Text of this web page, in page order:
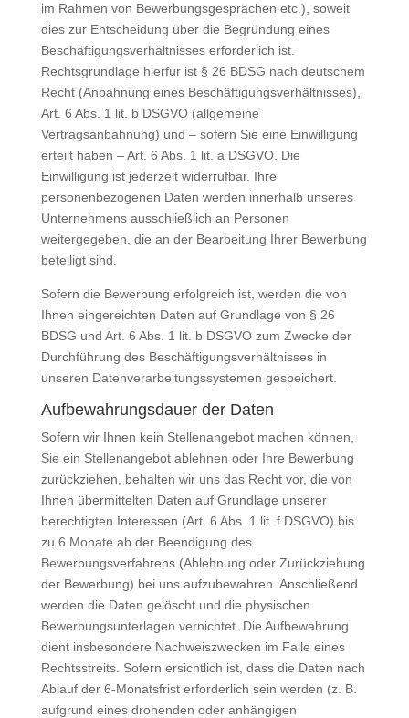
im Rahmen von Bewerbungsgesprächen etc.), soweit
dies zur Entscheidung über die Begründung eines
Beschäftigungsverhältnisses erforderlich ist.
Rechtsgrundlage hierfür ist § 26 BDSG nach deutschem
Recht (Anbahnung eines Beschäftigungsverhältnisses),
Art. 6 Abs. 1 lit. b DSGVO (allgemeine
Vertragsanbahnung) und – sofern Sie eine Einwilligung
erteilt haben – Art. 6 Abs. 1 lit. a DSGVO. Die
Einwilligung ist jederzeit widerrufbar. Ihre
personenbezogenen Daten werden innerhalb unseres
Unternehmens ausschließlich an Personen
weitergegeben, die an der Bearbeitung Ihrer Bewerbung
beteiligt sind.
Sofern die Bewerbung erfolgreich ist, werden die von
Ihnen eingereichten Daten auf Grundlage von § 26
BDSG und Art. 6 Abs. 1 lit. b DSGVO zum Zwecke der
Durchführung des Beschäftigungsverhältnisses in
unseren Datenverarbeitungssystemen gespeichert.
Aufbewahrungsdauer der Daten
Sofern wir Ihnen kein Stellenangebot machen können,
Sie ein Stellenangebot ablehnen oder Ihre Bewerbung
zurückziehen, behalten wir uns das Recht vor, die von
Ihnen übermittelten Daten auf Grundlage unserer
berechtigten Interessen (Art. 6 Abs. 1 lit. f DSGVO) bis
zu 6 Monate ab der Beendigung des
Bewerbungsverfahrens (Ablehnung oder Zurückziehung
der Bewerbung) bei uns aufzubewahren. Anschließend
werden die Daten gelöscht und die physischen
Bewerbungsunterlagen vernichtet. Die Aufbewahrung
dient insbesondere Nachweiszwecken im Falle eines
Rechtsstreits. Sofern ersichtlich ist, dass die Daten nach
Ablauf der 6-Monatsfrist erforderlich sein werden (z. B.
aufgrund eines drohenden oder anhängigen